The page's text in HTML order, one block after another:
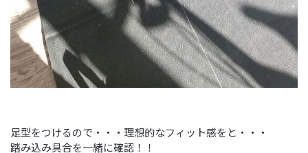
足型をつけるので・・・理想的なフィット感をと・・・
踏み込み具合を一緒に確認！！